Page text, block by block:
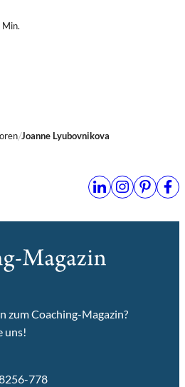
Min.
Joanne Lyubovnikova
zum Coaching-Magazin?
uns!
778